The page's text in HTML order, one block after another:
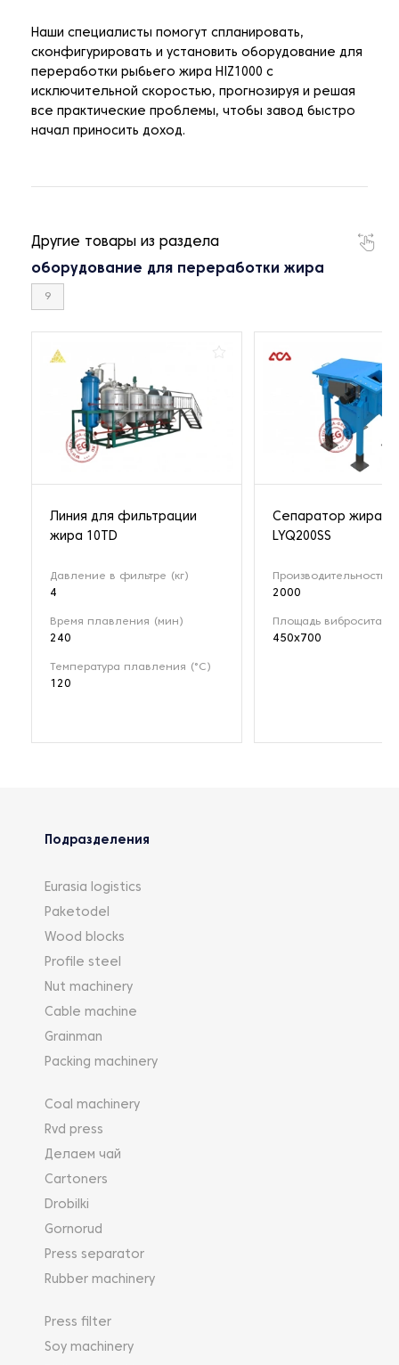
Наши специалисты помогут спланировать,
сконфигурировать и установить оборудование для
переработки рыбьего жира HIZ1000 с
исключительной скоростью, прогнозируя и решая
все практические проблемы, чтобы завод быстро
начал приносить доход.
Другие товары из раздела
оборудование для переработки жира
9
Линия для фильтрации
жира 10TD
Давление в фильтре (кг)
4
Время плавления (мин)
240
Температура плавления (°С)
120
Сепаратор жира
LYQ200SS
Производительность
2000
Площадь вибросита
450x700
Подразделения
Eurasia logistics
Paketodel
Wood blocks
Profile steel
Nut machinery
Cable machine
Grainman
Packing machinery
Coal machinery
Rvd press
Делаем чай
Cartoners
Drobilki
Gornorud
Press separator
Rubber machinery
Press filter
Soy machinery